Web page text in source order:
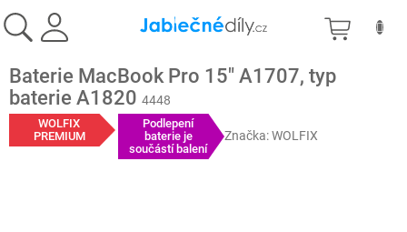
na
obsah
Baterie MacBook Pro 15" A1707, typ
baterie A1820 4448
WOLFIX
PREMIUM
Podlepení
baterie je
součástí balení
Značka:WOLFIX